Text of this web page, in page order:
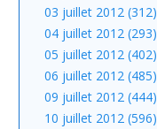
03 juillet 2012 (312)
04 juillet 2012 (293)
05 juillet 2012 (402)
06 juillet 2012 (485)
09 juillet 2012 (444)
10 juillet 2012 (596)